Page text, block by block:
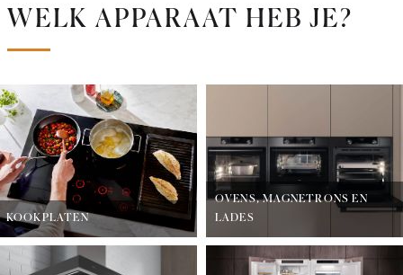
WELK APPARAAT HEB JE?
KOOKPLATEN
OVENS, MAGNETRONS EN
LADES